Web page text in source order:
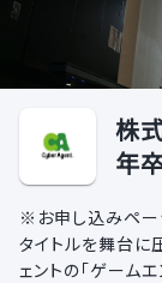
株
年
※お申し込みペー
タイトルを舞台
ェントの「ゲーム